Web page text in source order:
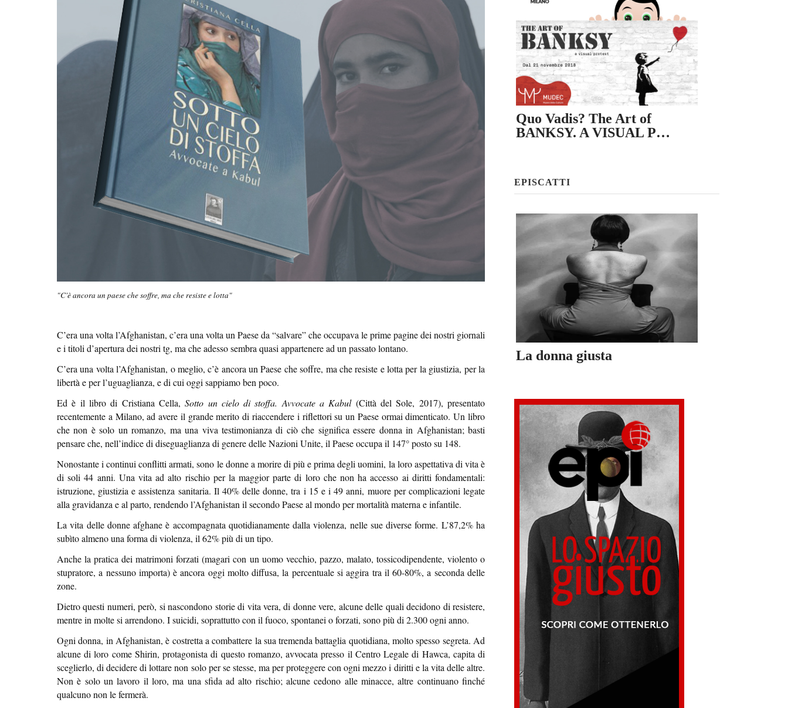
"C'è ancora un paese che soffre, ma che resiste e lotta"
C’era una volta l’Afghanistan, c’era una volta un Paese da “salvare” che occupava le prime pagine dei nostri giornali
e i titoli d’apertura dei nostri tg, ma che adesso sembra quasi appartenere ad un passato lontano.
C’era una volta l’Afghanistan, o meglio, c’è ancora un Paese che soffre, ma che resiste e lotta per la giustizia, per la
libertà e per l’uguaglianza, e di cui oggi sappiamo ben poco.
Ed è il libro di Cristiana Cella,Sotto un cielo di stoffa. Avvocate a Kabul (Città del Sole, 2017), presentato
recentemente a Milano, ad avere il grande merito di riaccendere i riflettori su un Paese ormai dimenticato. Un libro
che non è solo un romanzo, ma una viva testimonianza di ciò che significa essere donna in Afghanistan; basti
pensare che, nell’indice di diseguaglianza di genere delle Nazioni Unite, il Paese occupa il 147° posto su 148.
Nonostante i continui conflitti armati, sono le donne a morire di più e prima degli uomini, la loro aspettativa di vita è
di soli 44 anni. Una vita ad alto rischio per la maggior parte di loro che non ha accesso ai diritti fondamentali:
istruzione, giustizia e assistenza sanitaria. Il 40% delle donne, tra i 15 e i 49 anni, muore per complicazioni legate
alla gravidanza e al parto, rendendo l’Afghanistan il secondo Paese al mondo per mortalità materna e infantile.
La vita delle donne afghane è accompagnata quotidianamente dalla violenza, nelle sue diverse forme. L’87,2% ha
subìto almeno una forma di violenza, il 62% più di un tipo.
Anche la pratica dei matrimoni forzati (magari con un uomo vecchio, pazzo, malato, tossicodipendente, violento o
stupratore, a nessuno importa) è ancora oggi molto diffusa, la percentuale si aggira tra il 60-80%, a seconda delle
zone.
Dietro questi numeri, però, si nascondono storie di vita vera, di donne vere, alcune delle quali decidono di resistere,
mentre in molte si arrendono. I suicidi, soprattutto con il fuoco, spontanei o forzati, sono più di 2.300 ogni anno.
Ogni donna, in Afghanistan, è costretta a combattere la sua tremenda battaglia quotidiana, molto spesso segreta. Ad
alcune di loro come Shirin, protagonista di questo romanzo, avvocata presso il Centro Legale di Hawca, capita di
sceglierlo, di decidere di lottare non solo per se stesse, ma per proteggere con ogni mezzo i diritti e la vita delle altre.
Non è solo un lavoro il loro, ma una sfida ad alto rischio; alcune cedono alle minacce, altre continuano finché
qualcuno non le fermerà.
Quo Vadis? The Art of
BANKSY. A VISUAL P…
EPISCATTI
La donna giusta